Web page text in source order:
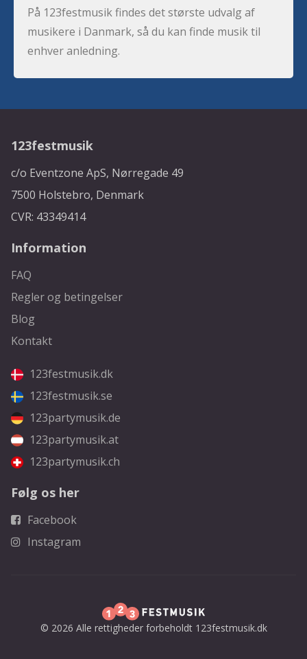
På 123festmusik findes det største udvalg af
musikere i Danmark, så du kan finde musik til
enhver anledning.
123festmusik
c/o Eventzone ApS, Nørregade 49
7500 Holstebro, Denmark
CVR: 43349414
Information
FAQ
Regler og betingelser
Blog
Kontakt
123festmusik.dk
123festmusik.se
123partymusik.de
123partymusik.at
123partymusik.ch
Følg os her
Facebook
Instagram
© 2026 Alle rettigheder forbeholdt 123festmusik.dk